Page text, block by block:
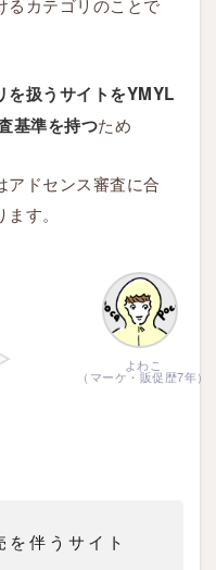
を扱うサイトをYMYL
基準を持つため
アドセンス審査に合
す。
よわこ
（マーケ・販促歴7年）
伴うサイト